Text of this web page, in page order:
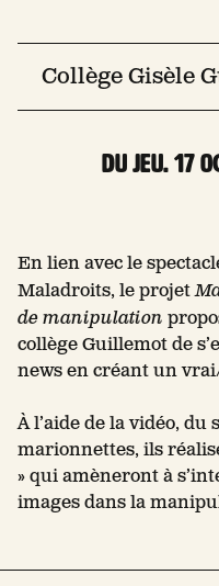
Collège Gisèle
Du jeu. 17
En lien avec le
Maladroits, le projet
de manipulation
collège Guillemot de
news en créant un
À l’aide de la vidéo,
marionnettes, ils
» qui amèneront à
images dans la